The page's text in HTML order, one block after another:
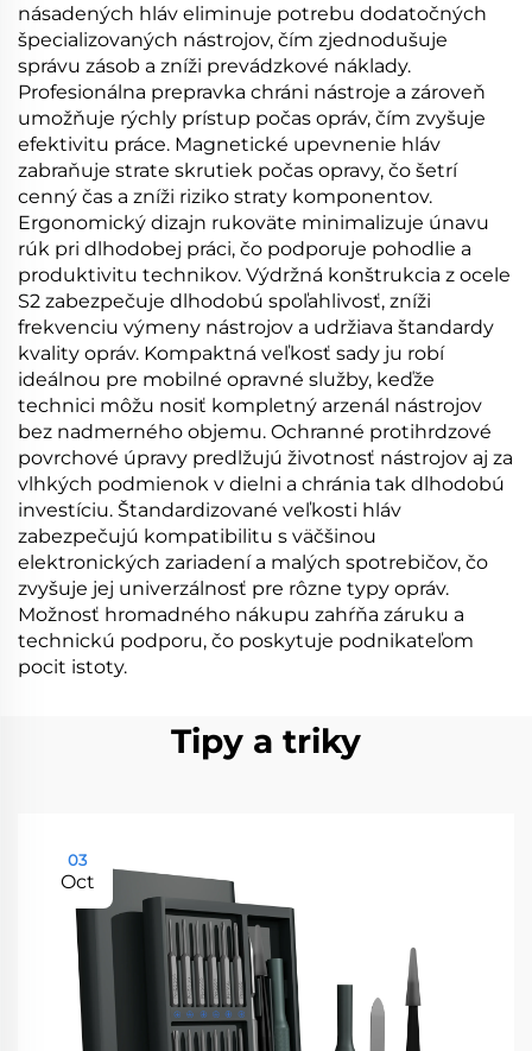
násadených hláv eliminuje potrebu dodatočných
špecializovaných nástrojov, čím zjednodušuje
správu zásob a zníži prevádzkové náklady.
Profesionálna prepravka chráni nástroje a zároveň
umožňuje rýchly prístup počas opráv, čím zvyšuje
efektivitu práce. Magnetické upevnenie hláv
zabraňuje strate skrutiek počas opravy, čo šetrí
cenný čas a zníži riziko straty komponentov.
Ergonomický dizajn rukoväte minimalizuje únavu
rúk pri dlhodobej práci, čo podporuje pohodlie a
produktivitu technikov. Výdržná konštrukcia z ocele
S2 zabezpečuje dlhodobú spoľahlivosť, zníži
frekvenciu výmeny nástrojov a udržiava štandardy
kvality opráv. Kompaktná veľkosť sady ju robí
ideálnou pre mobilné opravné služby, keďže
technici môžu nosiť kompletný arzenál nástrojov
bez nadmerného objemu. Ochranné protihrdzové
povrchové úpravy predlžujú životnosť nástrojov aj za
vlhkých podmienok v dielni a chránia tak dlhodobú
investíciu. Štandardizované veľkosti hláv
zabezpečujú kompatibilitu s väčšinou
elektronických zariadení a malých spotrebičov, čo
zvyšuje jej univerzálnosť pre rôzne typy opráv.
Možnosť hromadného nákupu zahŕňa záruku a
technickú podporu, čo poskytuje podnikateľom
pocit istoty.
Tipy a triky
03
Oct